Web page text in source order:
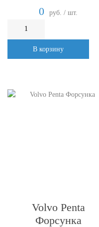
0
руб. / шт.
В корзину
Volvo Penta
Форсунка